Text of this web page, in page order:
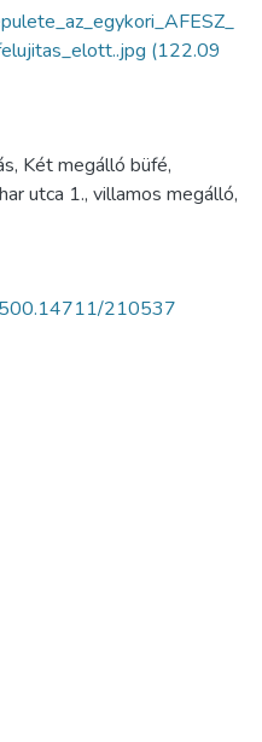
(122.09
Két megálló büfé,
utca 1., villamos megálló,
210537